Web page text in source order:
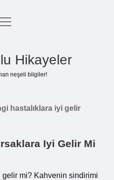
menüyü
Hikayeler
neşeli bilgiler!
hastalıklara iyi gelir
Iyi Gelir Mi
gelir mi? Kahvenin sindirimi